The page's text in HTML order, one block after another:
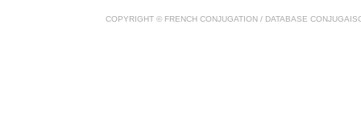
COPYRIGHT © FRENCH CONJUGATION / DATABASE